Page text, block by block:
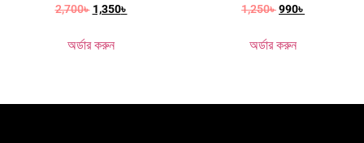
2,700৳ 1,350৳
অর্ডার করুন
1,250৳990৳
অর্ডার করুন